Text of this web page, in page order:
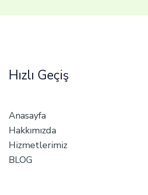
Hızlı Geçiş
Anasayfa
Hakkımızda
Hizmetlerimiz
BLOG